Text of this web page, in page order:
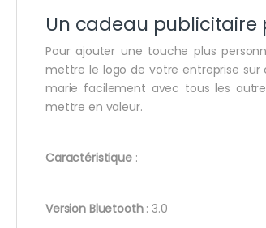
Un cadeau publicitaire
Pour ajouter une touche plus
mettre le logo de votre entreprise sur
marie facilement avec tous les
mettre en valeur.
Caractéristique:
Version Bluetooth: 3.0